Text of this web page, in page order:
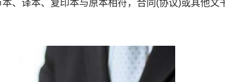
译本、复印本与原本相符，合同(协议)或其他文